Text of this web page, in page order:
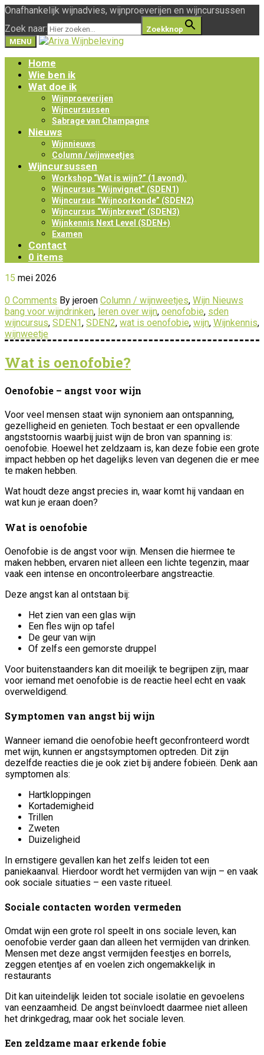
Onafhankelijk wijnadvies, wijnproeverijen en wijncursussen
Zoek naar:
Zoekknop
MENU
Home
Wie ben ik
Wat doe ik
Wijnproeverijen
Wijncursussen
Sabrage van Champagne
Nieuws
Wijnnieuws
Column / wijnweetjes
Wijncursussen
Workshop “Wat is wijn?” (1 avond).
Wijncursus “Wijnvignet” (SDEN1)
Wijncursus “Wijnoorkonde” (SDEN2)
Wijncursus “Wijnbrevet” (SDEN3)
Wijnkennis Next Level (SDEN+)
Examen
Contact
0 items
15 mei 2026
0 Comments By jeroen Column / wijnweetjes, Wijn Nieuws
bang voor wijndrinken, leren over wijn, oenofobie, sden
wijncursus, SDEN1, SDEN2, wat is oenofobie, wijn, Wijnkennis,
wijnweetje
Wat is oenofobie?
Oenofobie – angst voor wijn
Voor veel mensen staat wijn synoniem aan ontspanning,
gezelligheid en genieten. Toch bestaat er een opvallende
angststoornis waarbij juist wijn de bron van spanning is:
oenofobie. Hoewel het zeldzaam is, kan deze fobie een grote
impact hebben op het dagelijks leven van degenen die er mee
te maken hebben.
Wat houdt deze angst precies in, waar komt hij vandaan en
wat kun je eraan doen?
Wat is oenofobie
Oenofobie is de angst voor wijn. Mensen die hiermee te
maken hebben, ervaren niet alleen een lichte tegenzin, maar
vaak een intense en oncontroleerbare angstreactie.
Deze angst kan al ontstaan bij:
Het zien van een glas wijn
Een fles wijn op tafel
De geur van wijn
Of zelfs een gemorste druppel
Voor buitenstaanders kan dit moeilijk te begrijpen zijn, maar
voor iemand met oenofobie is de reactie heel echt en vaak
overweldigend.
Symptomen van angst bij wijn
Wanneer iemand die oenofobie heeft geconfronteerd wordt
met wijn, kunnen er angstsymptomen optreden. Dit zijn
dezelfde reacties die je ook ziet bij andere fobieën. Denk aan
symptomen als:
Hartkloppingen
Kortademigheid
Trillen
Zweten
Duizeligheid
In ernstigere gevallen kan het zelfs leiden tot een
paniekaanval. Hierdoor wordt het vermijden van wijn – en vaak
ook sociale situaties – een vaste ritueel.
Sociale contacten worden vermeden
Omdat wijn een grote rol speelt in ons sociale leven, kan
oenofobie verder gaan dan alleen het vermijden van drinken.
Mensen met deze angst vermijden feestjes en borrels,
zeggen etentjes af en voelen zich ongemakkelijk in
restaurants
Dit kan uiteindelijk leiden tot sociale isolatie en gevoelens
van eenzaamheid. De angst beïnvloedt daarmee niet alleen
het drinkgedrag, maar ook het sociale leven.
Een zeldzame maar erkende fobie